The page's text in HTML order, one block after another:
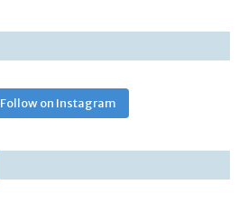
Follow on Instagram